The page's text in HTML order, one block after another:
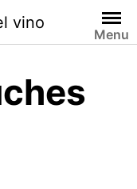
vino
Menu